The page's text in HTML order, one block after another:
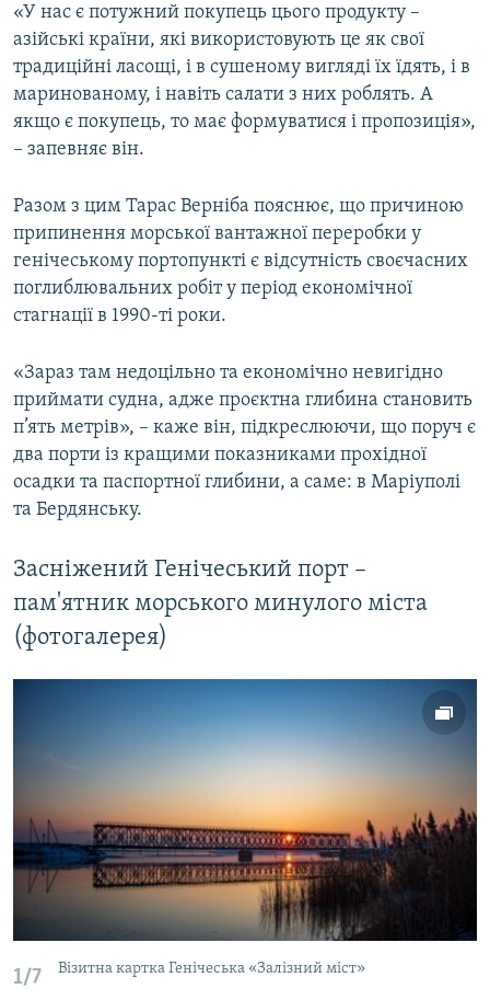
«У нас є потужний покупець цього продукту –
азійські країни, які використовують це як свої
традиційні ласощі, і в сушеному вигляді їх їдять, і в
маринованому, і навіть салати з них роблять. А
якщо є покупець, то має формуватися і пропозиція»,
– запевняє він.
Разом з цим Тарас Верніба пояснює, що причиною
припинення морської вантажної переробки у
генічеському портопункті є відсутність своєчасних
поглиблювальних робіт у період економічної
стагнації в 1990-ті роки.
«Зараз там недоцільно та економічно невигідно
приймати судна, адже проєктна глибина становить
п’ять метрів», – каже він, підкреслюючи, що поруч є
два порти із кращими показниками прохідної
осадки та паспортної глибини, а саме: в Маріуполі
та Бердянську.
Засніжений Генічеський порт –
пам'ятник морського минулого міста
(фотогалерея)
1/7 Візитна картка Генічеська «Залізний міст»